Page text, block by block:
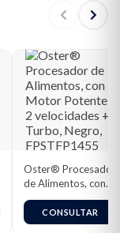
Oster® Procesador
de Alimentos, con
Motor Potente, 2
velocidades +
Turbo, Negro,
CONSULTAR